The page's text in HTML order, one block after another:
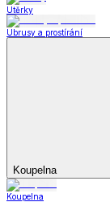
Utěrky
Ubrusy a prostírání
Koupelna
Koupelna